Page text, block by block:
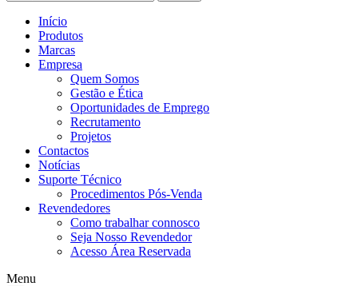
Início
Produtos
Marcas
Empresa
Quem Somos
Gestão e Ética
Oportunidades de Emprego
Recrutamento
Projetos
Contactos
Notícias
Suporte Técnico
Procedimentos Pós-Venda
Revendedores
Como trabalhar connosco
Seja Nosso Revendedor
Acesso Área Reservada
Menu